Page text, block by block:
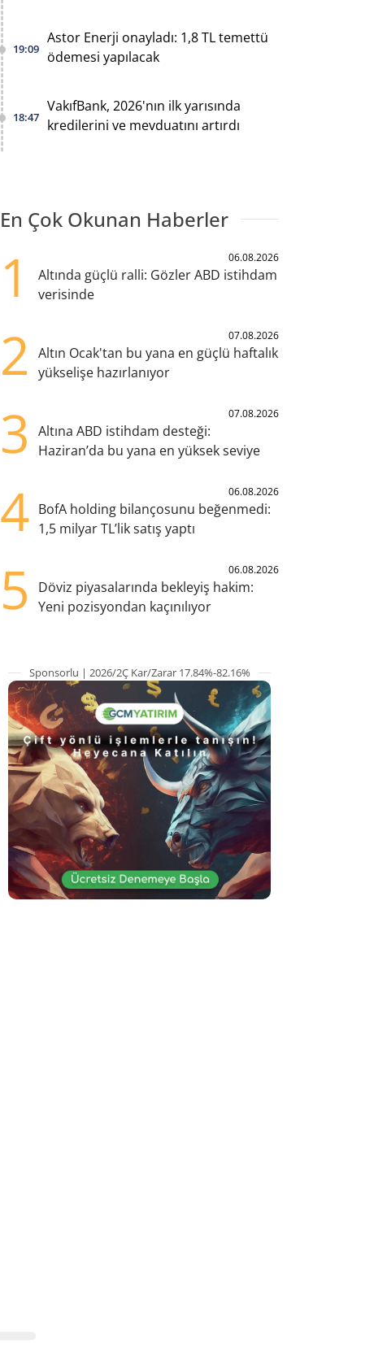
19:09
Astor Enerji onayladı: 1,8 TL temettü
ödemesi yapılacak
18:47
VakıfBank, 2026'nın ilk yarısında
kredilerini ve mevduatını artırdı
En Çok Okunan Haberler
1 06.08.2026
Altında güçlü ralli: Gözler ABD istihdam
verisinde
2 07.08.2026
Altın Ocak'tan bu yana en güçlü haftalık
yükselişe hazırlanıyor
3 07.08.2026
Altına ABD istihdam desteği:
Haziran’da bu yana en yüksek seviye
4 06.08.2026
BofA holding bilançosunu beğenmedi:
1,5 milyar TL’lik satış yaptı
5 06.08.2026
Döviz piyasalarında bekleyiş hakim:
Yeni pozisyondan kaçınılıyor
Sponsorlu | 2026/2Ç Kar/Zarar 17.84%-82.16%